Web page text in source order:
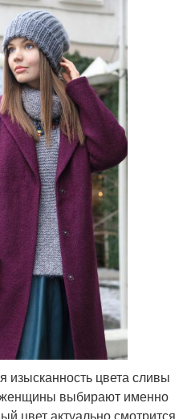
изысканность цвета сливы
женщины выбирают именно